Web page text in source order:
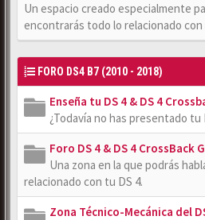
Un espacio creado especialmente
encontrarás todo lo relacionado
FORO DS4 B7 (2010 - 2018)
Enseña tu DS 4 & DS 4
¿Todavía no has presentado tu
Foro DS 4 & DS 4 CrossBack
Una zona en la que podrás
relacionado con tu DS 4.
Zona Técnico-Mecánica del